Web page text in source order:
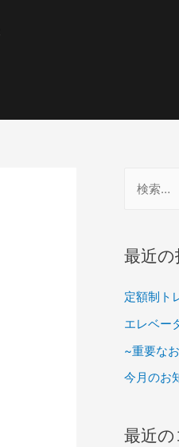
最近の
定額制ト
エレベー
~重要な
今月のお
最近の